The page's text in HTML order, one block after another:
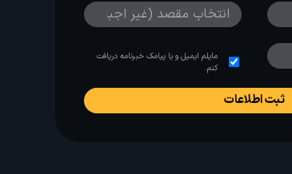
مایلم ایمیل و یا پیامک خبرنامه دریافت
کنم.